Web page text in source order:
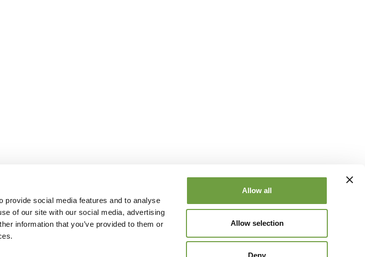
provide social media features and to analyse
of our site with our social media, advertising
information that you’ve provided to them or
Allow all
Allow selection
Deny